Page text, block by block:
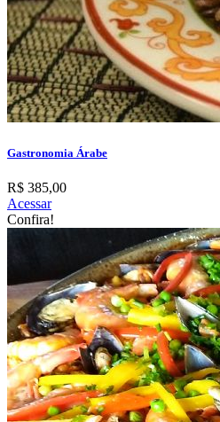
Gastronomia Árabe
R$ 385,00
Acessar
Confira!